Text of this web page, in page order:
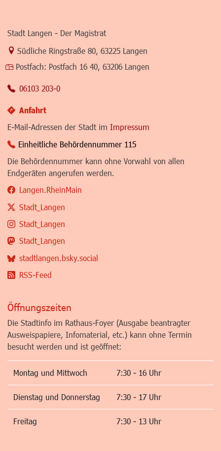
Stadt Langen - Der Magistrat
Link zur Google-Maps Navigation
Südliche Ringstraße 80 63225 Langen
Postfach: Postfach 16 40, 63206 Langen
06103 203-0
Anfahrt
E-Mail-Adressen der Stadt im Impressum
Einheitliche Behördennummer 115
Die Behördennummer kann ohne Vorwahl von allen
Endgeräten angerufen werden.
Langen.RheinMain
Stadt_Langen
Stadt_Langen
Stadt_Langen
stadtlangen.bsky.social
RSS-Feed
Öffnungszeiten
Die Stadtinfo im Rathaus-Foyer (Ausgabe beantragter
Ausweispapiere, Infomaterial, etc.) kann ohne Termin
besucht werden und ist geöffnet:
Montag und Mittwoch 7:30 - 16 Uhr
Dienstag und Donnerstag 7:30 - 17 Uhr
Freitag 7:30 - 13 Uhr